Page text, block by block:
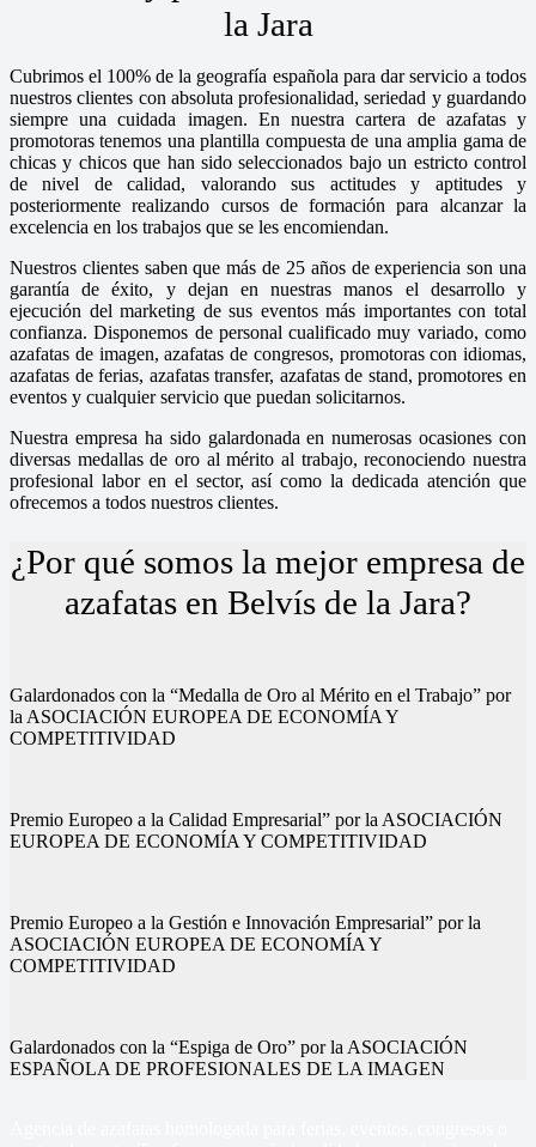
la Jara
Cubrimos el 100% de la geografía española para dar servicio a todos
nuestros clientes con absoluta profesionalidad, seriedad y guardando
siempre una cuidada imagen. En nuestra cartera de azafatas y
promotoras tenemos una plantilla compuesta de una amplia gama de
chicas y chicos que han sido seleccionados bajo un estricto control
de nivel de calidad, valorando sus actitudes y aptitudes y
posteriormente realizando cursos de formación para alcanzar la
excelencia en los trabajos que se les encomiendan.
Nuestros clientes saben que más de 25 años de experiencia son una
garantía de éxito, y dejan en nuestras manos el desarrollo y
ejecución del marketing de sus eventos más importantes con total
confianza. Disponemos de personal cualificado muy variado, como
azafatas de imagen, azafatas de congresos, promotoras con idiomas,
azafatas de ferias, azafatas transfer, azafatas de stand, promotores en
eventos y cualquier servicio que puedan solicitarnos.
Nuestra empresa ha sido galardonada en numerosas ocasiones con
diversas medallas de oro al mérito al trabajo, reconociendo nuestra
profesional labor en el sector, así como la dedicada atención que
ofrecemos a todos nuestros clientes.
¿Por qué somos la mejor empresa de
azafatas en Belvís de la Jara?
Galardonados con la “Medalla de Oro al Mérito en el Trabajo” por
la ASOCIACIÓN EUROPEA DE ECONOMÍA Y
COMPETITIVIDAD
Premio Europeo a la Calidad Empresarial” por la ASOCIACIÓN
EUROPEA DE ECONOMÍA Y COMPETITIVIDAD
Premio Europeo a la Gestión e Innovación Empresarial” por la
ASOCIACIÓN EUROPEA DE ECONOMÍA Y
COMPETITIVIDAD
Galardonados con la “Espiga de Oro” por la ASOCIACIÓN
ESPAÑOLA DE PROFESIONALES DE LA IMAGEN